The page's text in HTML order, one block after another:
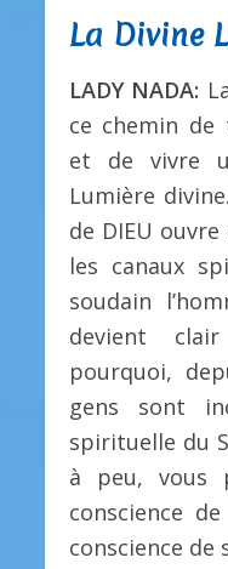
La Divine
LADY NADA:
ce chemin de
et de vivre
Lumière
de DIEU
les canaux
soudain
devient
pourquoi,
gens sont
spirituelle du
à peu, vous
conscience
conscience de